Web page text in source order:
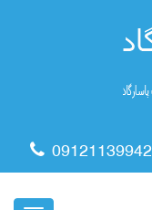
09121139942